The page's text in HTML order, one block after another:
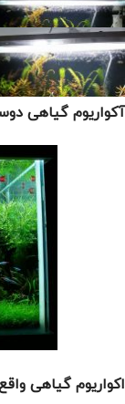
آکواریوم گیاهی
اکواریوم گیاهی